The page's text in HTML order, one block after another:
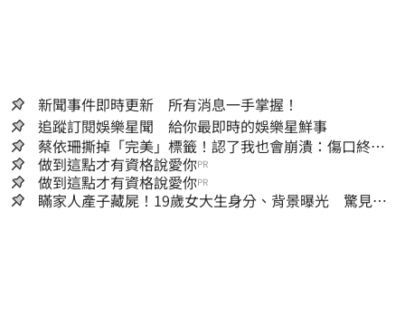
新聞事件即時更新 所有消息一手掌握！
追蹤訂閱娛樂星聞 給你最即時的娛樂星鮮事
蔡依珊撕掉「完美」標籤！認了我也會崩潰：傷口終究
會癒合
做到這點才有資格說愛你PR
做到這點才有資格說愛你PR
瞞家人產子藏屍！19歲女大生身分、背景曝光 驚見